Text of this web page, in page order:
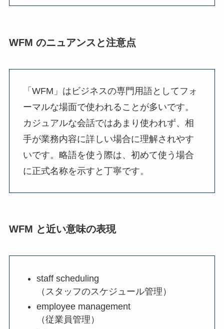
WFM のニュアンスと注意点
「WFM」はビジネスの専門用語としてフォ
ーマルな場面で使われることが多いです。
カジュアルな会話ではあまり使われず、相
手が業務内容に詳しい場合に理解されやす
いです。略語を使う際は、初めて使う場合
に正式名称を示すと丁寧です。
WFM と近い意味の表現
staff scheduling
（スタッフのスケジュール管理）
employee management
（従業員管理）